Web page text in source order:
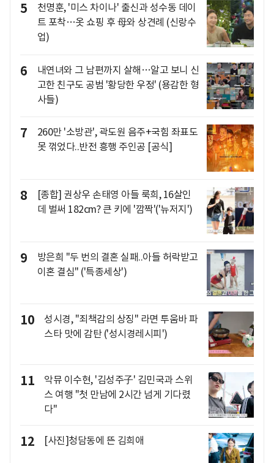
5
천명훈, '미스 차이나' 출신과 성수동 데이
트 포착…옷 쇼핑 후 母와 상견례 (신랑수
업)
6
내연녀와 그 남편까지 살해…알고 보니 신
고한 친구도 공범 '황당한 우정' (용감한 형
사들)
7
260만 '소방관', 곽도원 음주+국힘 좌표도
못 꺾었다..반전 흥행 주인공 [공식]
8
[종합] 권상우 손태영 아들 룩희, 16살인
데 벌써 182cm? 큰 키에 '깜짝'('뉴저지')
9
방은희 "두 번의 결혼 실패..아들 허락받고
이혼 결심" ('특종세상')
10
성시경, "죄책감의 상징" 라면 투움바 파
스타 맛에 감탄 ('성시경레시피')
11
악뮤 이수현, '김성주子' 김민국과 스위
스 여행 "첫 만남에 2시간 넘게 기다렸
다"
12 [사진]청담동에 뜬 김희애